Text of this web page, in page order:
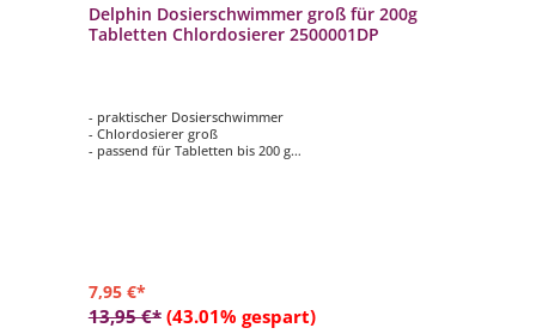
Delphin Dosierschwimmer groß für 200g
Tabletten Chlordosierer 2500001DP
- praktischer Dosierschwimmer
- Chlordosierer groß
- passend für Tabletten bis 200 g
7,95 €*
13,95 €* (43.01% gespart)